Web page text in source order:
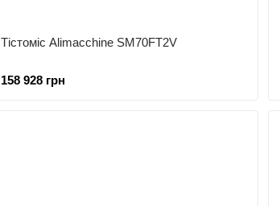
Тістоміс Alimacchine SM70FT2V
158 928 грн